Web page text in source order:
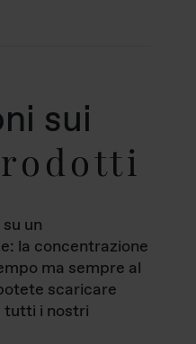
sui
un
la concentrazione
ma sempre al
scaricare
tutti i nostri